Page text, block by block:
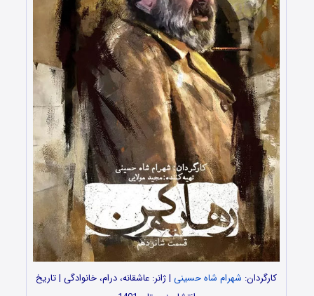
کارگردان: شهرام شاه حسینی | ژانر: عاشقانه، درام، خانوادگی | تاریخ